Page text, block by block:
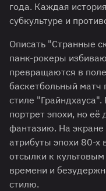
года. Каждая
субкультуре и
Описать "Странные
панк-рокеры
превращаются в
баскетбольный матч
стиле
портрет эпохи, но
фантазию. На экране
атрибуты эпохи 80-х
отсылки к
времени и
стилю.